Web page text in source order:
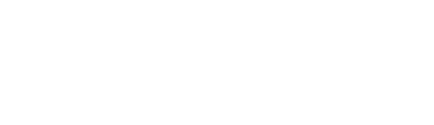
schön: Dein interaktiver DIY Beautyblog